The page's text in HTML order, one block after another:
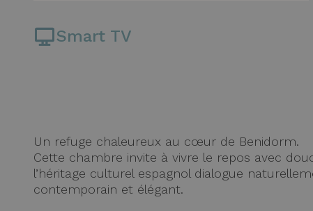
Smart TV
Un refuge chaleureux au cœur de Benidorm.
Cette chambre invite à vivre le repos avec
l’héritage culturel espagnol dialogue
contemporain et élégant.